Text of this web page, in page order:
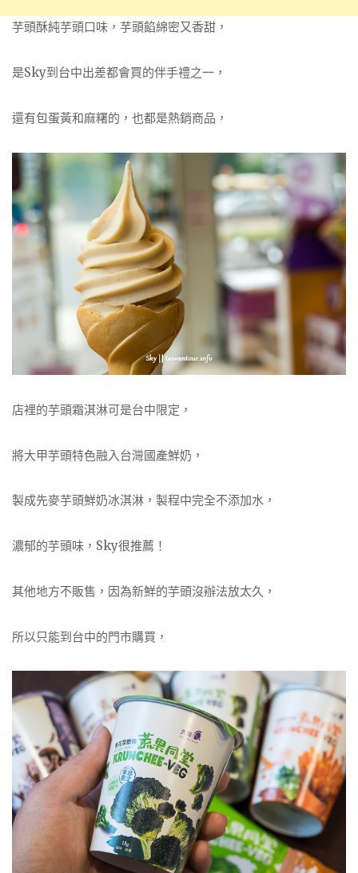
芋頭酥純芋頭口味，芋頭餡綿密又香甜，
是Sky到台中出差都會買的伴手禮之一，
還有包蛋黃和麻糬的，也都是熱銷商品，
店裡的芋頭霜淇淋可是台中限定，
將大甲芋頭特色融入台灣國產鮮奶，
製成先麥芋頭鮮奶冰淇淋，製程中完全不添加水，
濃郁的芋頭味，Sky很推薦！
其他地方不販售，因為新鮮的芋頭沒辦法放太久，
所以只能到台中的門市購買，